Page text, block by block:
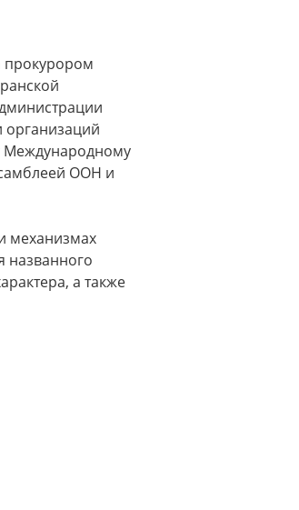
прокурором
Международному
ООН и
механизмах
названного
а также